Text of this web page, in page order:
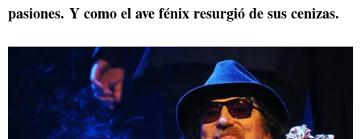
pasiones. Y como el ave fénix resurgió de sus cenizas.